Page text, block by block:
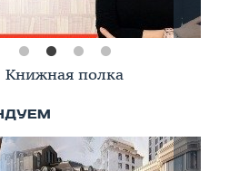
Книжная полка